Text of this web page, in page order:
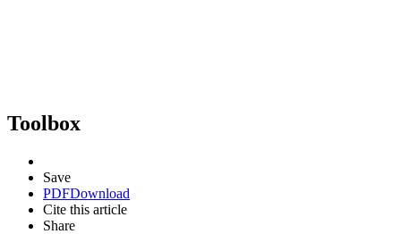
Toolbox
Save
PDFDownload
Cite this article
Share